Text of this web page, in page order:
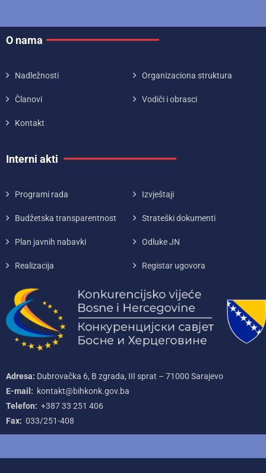
O nama
Nadležnosti Organizaciona struktura
Članovi Vodiči i obrasci
Kontakt
Interni akti
Programi rada Izvještaji
Budžetska transparentnost Strateški dokumenti
Plan javnih nabavki Odluke JN
Realizacija Registar ugovora
Adresa: Dubrovačka 6, B zgrada, III sprat – 71000‌ Sarajevo
E-mail: kontakt@bihkonk.gov.ba
Telefon: +387‌ 33‌ 251‌ 406
Fax: 033/251-408